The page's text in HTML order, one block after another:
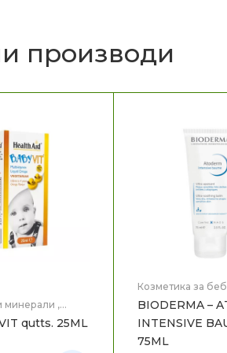
производи
минерали ,
, Здравје, Мајка
qutts. 25ML
Козметика за
Козметика,Нега
BIODERMA –
INTENSIVE
75ML